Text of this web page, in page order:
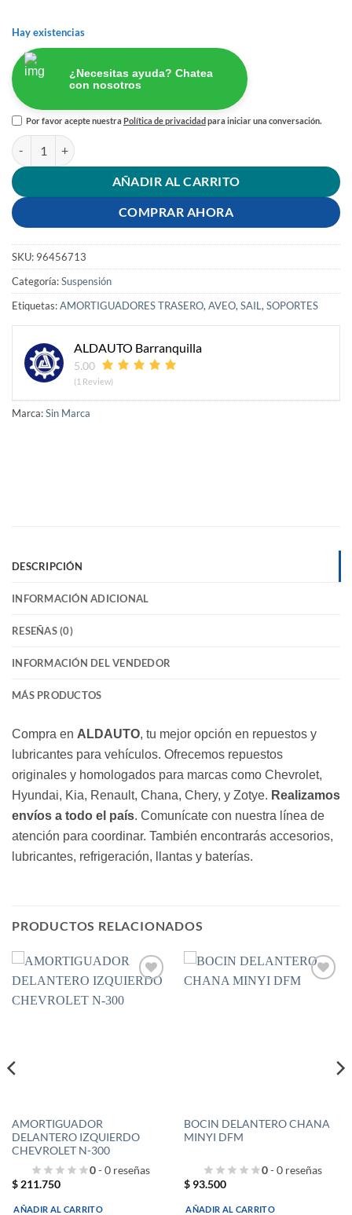
Hay existencias
¿Necesitas ayuda? Chatea
con nosotros
Por favor acepte nuestraPolítica de privacidad para iniciar una conversación.
SOPORTE AMORTIGUADOR TRASERO AVEO/SAIL cantidad
AÑADIR AL CARRITO
COMPRAR AHORA
SKU: 96456713
Categoría:Suspensión
Etiquetas:AMORTIGUADORES TRASERO, AVEO, SAIL , SOPORTES
ALDAUTO Barranquilla
5.00
(1 Review)
Marca:Sin Marca
DESCRIPCIÓN
INFORMACIÓN ADICIONAL
RESEÑAS (0)
INFORMACIÓN DEL VENDEDOR
MÁS PRODUCTOS
Compra en ALDAUTO, tu mejor opción en repuestos y
lubricantes para vehículos. Ofrecemos repuestos
originales y homologados para marcas como Chevrolet,
Hyundai, Kia, Renault, Chana, Chery, y Zotye. Realizamos
envíos a todo el país. Comunícate con nuestra línea de
atención para coordinar. También encontrarás accesorios,
lubricantes, refrigeración, llantas y baterías.
PRODUCTOS RELACIONADOS
AMORTIGUADOR
DELANTERO IZQUIERDO
CHEVROLET N-300
0- 0 reseñas
$211.750
AÑADIR AL CARRITO
BOCIN DELANTERO CHANA
MINYI DFM
0- 0 reseñas
$93.500
AÑADIR AL CARRITO